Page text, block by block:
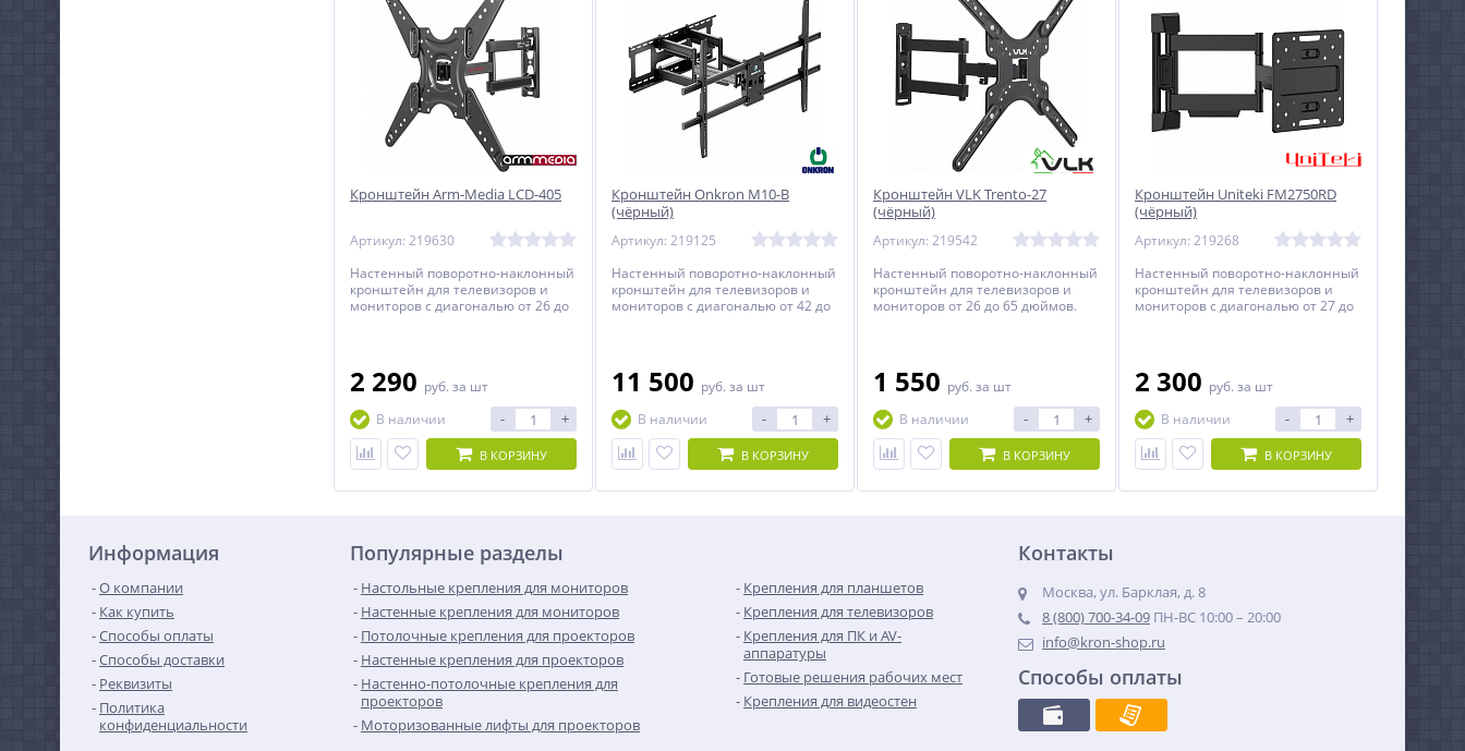
Кронштейн Arm-Media LCD-405
Артикул: 219630
Настенный поворотно-наклонный
кронштейн для телевизоров и
мониторов с диагональю от 26 до
2 290 руб. за шт
В наличии
- +
В КОРЗИНУ
Кронштейн Onkron M10-B
(чёрный)
Артикул: 219125
Настенный поворотно-наклонный
кронштейн для телевизоров и
мониторов с диагональю от 42 до
11 500 руб. за шт
В наличии
- +
В КОРЗИНУ
Кронштейн VLK Trento-27
(чёрный)
Артикул: 219542
Настенный поворотно-наклонный
кронштейн для телевизоров и
мониторов от 26 до 65 дюймов.
1 550 руб. за шт
В наличии
- +
В КОРЗИНУ
Кронштейн Uniteki FM2750RD
(чёрный)
Артикул: 219268
Настенный поворотно-наклонный
кронштейн для телевизоров и
мониторов с диагональю от 27 до
2 300 руб. за шт
В наличии
- +
В КОРЗИНУ
Информация
О компании
Как купить
Способы оплаты
Способы доставки
Реквизиты
Политика
конфиденциальности
Популярные разделы
Настольные крепления для мониторов
Настенные крепления для мониторов
Потолочные крепления для проекторов
Настенные крепления для проекторов
Настенно-потолочные крепления для
проекторов
Моторизованные лифты для проекторов
Крепления для планшетов
Крепления для телевизоров
Крепления для ПК и AV-
аппаратуры
Готовые решения рабочих мест
Крепления для видеостен
Контакты
Москва, ул. Барклая, д. 8
8 (800) 700-34-09 ПН-ВС 10:00 – 20:00
info@kron-shop.ru
Способы оплаты